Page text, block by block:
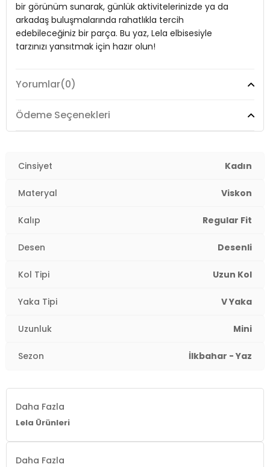
Kol Tipi:Uzun Kol
Uzunluk:Mini
Kalıp Bilgisi:Regular Fit
2DY67810045.63
bir görünüm sunarak, günlük aktivitelerinizde ya da
arkadaş buluşmalarında rahatlıkla tercih
edebileceğiniz bir parça. Bu yaz, Lela elbisesiyle
tarzınızı yansıtmak için hazır olun!
Model:Elbise
Giyim Tarzı:Günlük/Casual
Mevsim:
Materyal:
Yaka Tipi:
Kol Tipi:
Uzunluk:
Kalıp Bilgisi:
Yaş Grubu:
Yorumlar(0)
Ödeme Seçenekleri
Cinsiyet Kadın
Materyal Viskon
Kalıp Regular Fit
Desen Desenli
Kol Tipi Uzun Kol
Yaka Tipi V Yaka
Uzunluk Mini
Sezon İlkbahar - Yaz
Daha Fazla
Lela Ürünleri
Daha Fazla